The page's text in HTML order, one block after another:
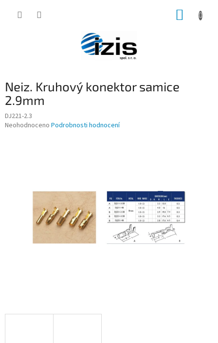
Neiz. Kruhový konektor samice
2.9mm
DJ221-2.3
Průměrné
hvězdiček.
Neohodnoceno Podrobnosti hodnocení